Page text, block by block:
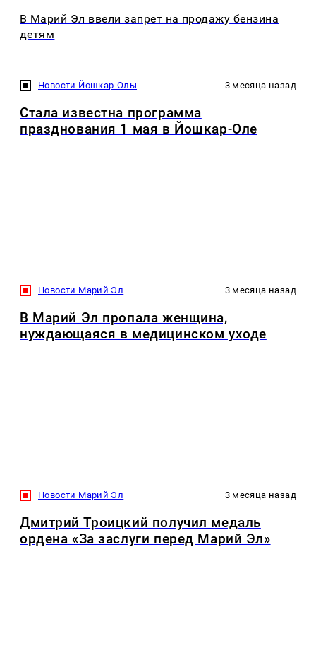
В Марий Эл ввели запрет на продажу бензина
детям
Новости Йошкар-Олы 3 месяца назад
Стала известна программа
празднования 1 мая в Йошкар-Оле
Новости Марий Эл 3 месяца назад
В Марий Эл пропала женщина,
нуждающаяся в медицинском уходе
Новости Марий Эл 3 месяца назад
Дмитрий Троицкий получил медаль
ордена «За заслуги перед Марий Эл»